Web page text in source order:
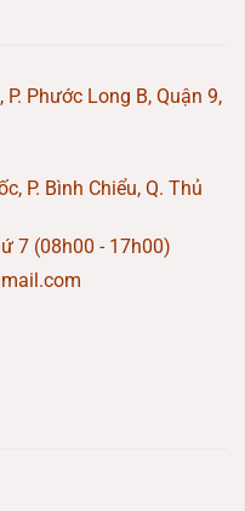
Phước Long B, Quận 9,
P. Bình Chiểu, Q. Thủ
7 (08h00 - 17h00)